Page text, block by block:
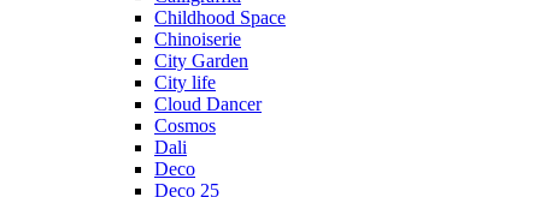
Childhood Space
Chinoiserie
City Garden
City life
Cloud Dancer
Cosmos
Dali
Deco
Deco 25